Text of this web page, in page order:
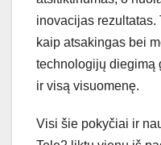
inovacijas rezultatas.
kaip atsakingas bei
technologijų diegimą
ir visą visuomenę.
Visi šie pokyčiai ir